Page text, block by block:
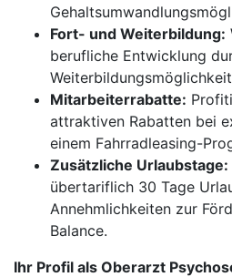
Fort- und Weiterbildung:
berufliche Entwicklung
Mitarbeiterrabatte:
attraktiven Rabatten bei
einem Fahrradleasing-
Zusätzliche Urlaubstage:
übertariflich 30 Tage
Annehmlichkeiten zur
Balance.
Ihr Profil als Oberarzt